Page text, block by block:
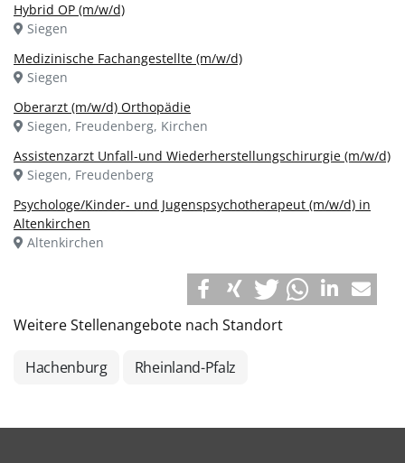
Hybrid OP (m/w/d)
Siegen
Medizinische Fachangestellte (m/w/d)
Siegen
Oberarzt (m/w/d) Orthopädie
Siegen, Freudenberg, Kirchen
Assistenzarzt Unfall-und Wiederherstellungschirurgie (m/w/d)
Siegen, Freudenberg
Psychologe/Kinder- und Jugenspsychotherapeut (m/w/d) in
Altenkirchen
Altenkirchen
Weitere Stellenangebote nach Standort
Hachenburg Rheinland-Pfalz